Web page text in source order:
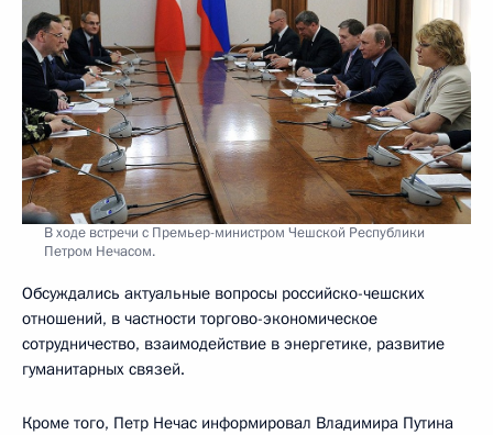
В ходе встречи с Премьер-министром Чешской Республики
Петром Нечасом.
Обсуждались актуальные вопросы российско-чешских
отношений, в частности торгово-экономическое
сотрудничество, взаимодействие в энергетике, развитие
гуманитарных связей.
Кроме того, Петр Нечас информировал Владимира Путина